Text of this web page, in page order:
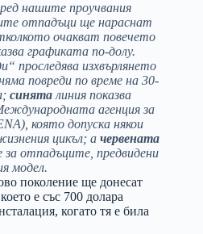
нашите проучвания
отпадъци ще нараснат
очакват повечето
графиката по-долу.
проследява изхвърлянето
повреди по време на 30-
синята линия показва
агенция за
която допуска някои
цикъл; а червената
за отпадъците, предвидени
модел.
поколение ще донесат
е със 700 долара
когато тя е била